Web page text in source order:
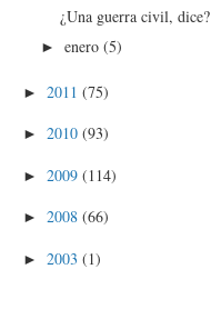
¿Una guerra civil, dice?
►enero(5)
► 2011 (75)
► 2010 (93)
► 2009 (114)
► 2008 (66)
► 2003 (1)